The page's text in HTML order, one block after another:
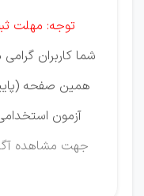
توجه: مهلت
شما کاربران
همین صفحه
آزمون
جهت مشاهده